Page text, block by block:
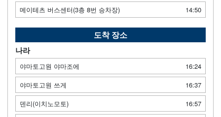
메이테츠 버스센터(3층 8번 승차장) 14:50
도착 장소
나라
야마토고원 야마조에
16:24
야마토고원 쓰게
16:37
덴리(이치노모토)
16:57